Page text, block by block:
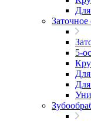
Заточное
5-